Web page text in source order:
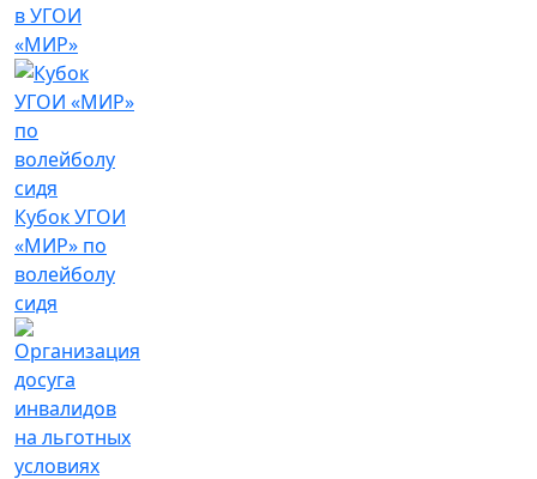
в УГОИ
«МИР»
Кубок УГОИ
«МИР» по
волейболу
сидя